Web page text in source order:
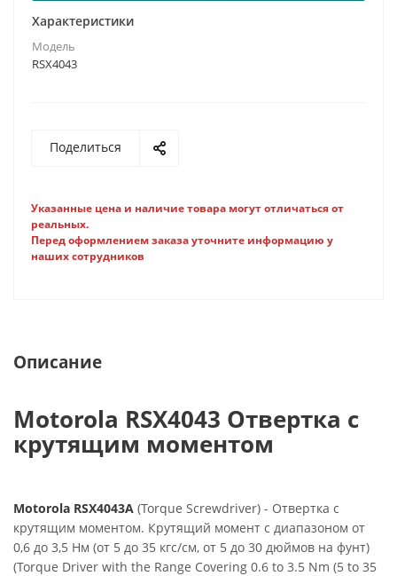
Характеристики
Модель
RSX4043
Поделиться
Указанные цена и наличие товара могут отличаться от
реальных.
Перед оформлением заказа уточните информацию у
наших сотрудников
Описание
Motorola RSX4043 Отвертка с
крутящим моментом
Motorola RSX4043A (Torque Screwdriver) - Отвертка с
крутящим моментом. Крутящий момент с диапазоном от
0,6 до 3,5 Нм (от 5 до 35 кгс/см, от 5 до 30 дюймов на фунт)
(Torque Driver with the Range Covering 0.6 to 3.5 Nm (5 to 35